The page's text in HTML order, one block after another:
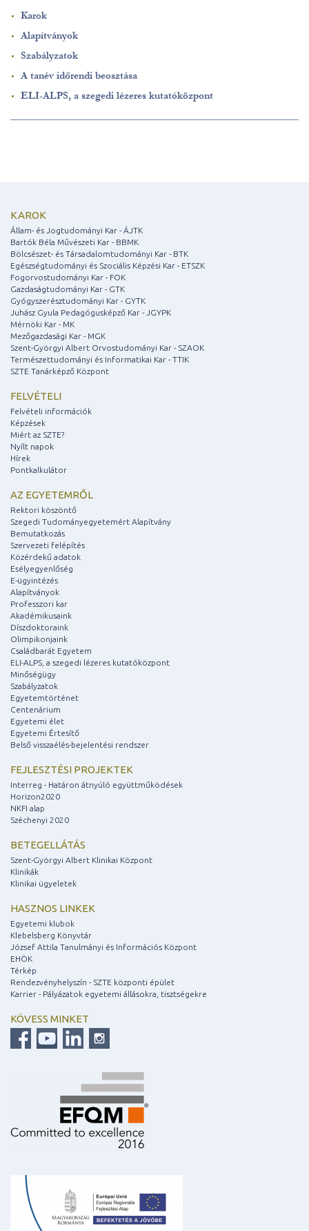
Karok
Alapítványok
Szabályzatok
A tanév időrendi beosztása
ELI-ALPS, a szegedi lézeres kutatóközpont
KAROK
Állam- és Jogtudományi Kar - ÁJTK
Bartók Béla Művészeti Kar - BBMK
Bölcsészet- és Társadalomtudományi Kar - BTK
Egészségtudományi és Szociális Képzési Kar - ETSZK
Fogorvostudományi Kar - FOK
Gazdaságtudományi Kar - GTK
Gyógyszerésztudományi Kar - GYTK
Juhász Gyula Pedagógusképző Kar - JGYPK
Mérnöki Kar - MK
Mezőgazdasági Kar - MGK
Szent-Györgyi Albert Orvostudományi Kar - SZAOK
Természettudományi és Informatikai Kar - TTIK
SZTE Tanárképző Központ
FELVÉTELI
Felvételi információk
Képzések
Miért az SZTE?
Nyílt napok
Hírek
Pontkalkulátor
AZ EGYETEMRŐL
Rektori köszöntő
Szegedi Tudományegyetemért Alapítvány
Bemutatkozás
Szervezeti felépítés
Közérdekű adatok
Esélyegyenlőség
E-ügyintézés
Alapítványok
Professzori kar
Akadémikusaink
Díszdoktoraink
Olimpikonjaink
Családbarát Egyetem
ELI-ALPS, a szegedi lézeres kutatóközpont
Minőségügy
Szabályzatok
Egyetemtörténet
Centenárium
Egyetemi élet
Egyetemi Értesítő
Belső visszaélés-bejelentési rendszer
FEJLESZTÉSI PROJEKTEK
Interreg - Határon átnyúló együttműködések
Horizon2020
NKFI alap
Széchenyi 2020
BETEGELLÁTÁS
Szent-Györgyi Albert Klinikai Központ
Klinikák
Klinikai ügyeletek
HASZNOS LINKEK
Egyetemi klubok
Klebelsberg Könyvtár
József Attila Tanulmányi és Információs Központ
EHÖK
Térkép
Rendezvényhelyszín - SZTE központi épület
Karrier - Pályázatok egyetemi állásokra, tisztségekre
KÖVESS MINKET